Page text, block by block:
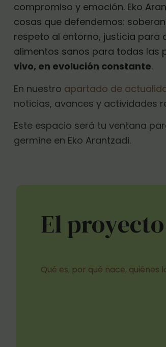
compromiso y emoción. Eko
cosas que defendemos:
respeto al entorno, justicia para
alimentos sanos para todas las
vivo, en evolución constante.
En nuestro apartado de
noticias, avances y actividades
Este espacio será tu ventana
germine en Eko Arantzadi.
El proyecto
Qué es, por qué nace, quiénes